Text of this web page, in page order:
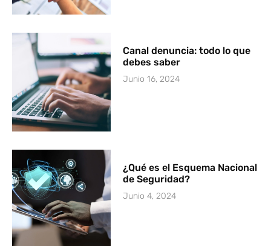
Canal denuncia: todo lo que
debes saber
Junio 16, 2024
¿Qué es el Esquema Nacional
de Seguridad?
Junio 4, 2024